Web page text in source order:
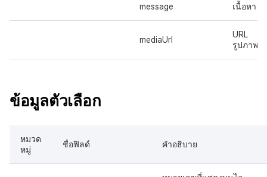
message เนื้อหา
mediaUrl
URL
รูปภาพ
ข้อมูลตัวเลือก
หมวด
หมู่
ชื่อฟิลด์ คำอธิบาย